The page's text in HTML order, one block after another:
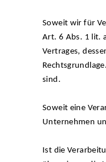
Soweit wir für
Art. 6 Abs. 1 lit.
Vertrages,
sind.
Soweit eine
Unternehmen
Ist die